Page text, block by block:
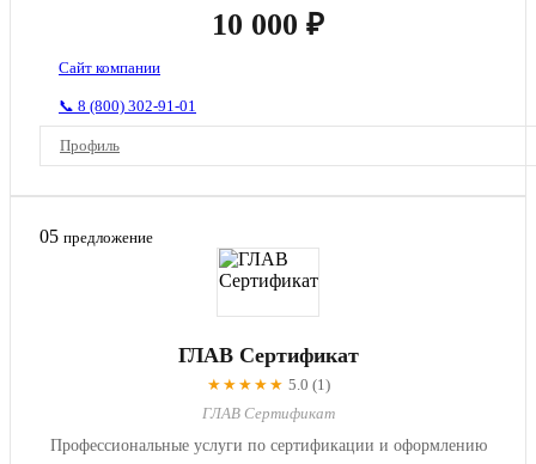
документов...
10 000 ₽
Сайт компании
📞 8 (800) 302-91-01
Профиль
05 предложение
ГЛАВ Сертификат
★★★★★ 5.0 (1)
ГЛАВ Сертификат
Профессиональные услуги по сертификации и оформлению